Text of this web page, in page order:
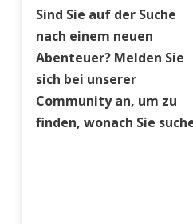
Sind Sie auf der Suche
nach einem neuen
Abenteuer? Melden Sie
sich bei unserer
Community an, um zu
finden, wonach Sie